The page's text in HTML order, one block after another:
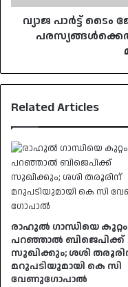
പോലീസിന്റെ
മുന്നറിയിപ്പ്
വ്യാജ പാർട്ട്
Related Articles
രാഹുൽ ​ഗാന്ധിയെ കുറ്റം
പറഞ്ഞാൽ ബിജെപിക്ക്
സുഖിക്കും; ശശി
മറുപടിയുമായി കെ സി
വേണു​ഗോപാൽ